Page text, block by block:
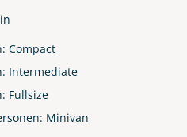
Compact
Intermediate
Fullsize
Minivan